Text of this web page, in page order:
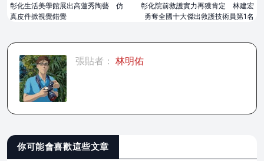
彰化院前救護實力再獲肯定 林建宏
勇奪全國十大傑出救護技術員第1名
彰化生活美學館展出高蓮秀陶藝 仿
真皮件掀視覺錯覺
張貼者： 林明佑
你可能會喜歡這些文章